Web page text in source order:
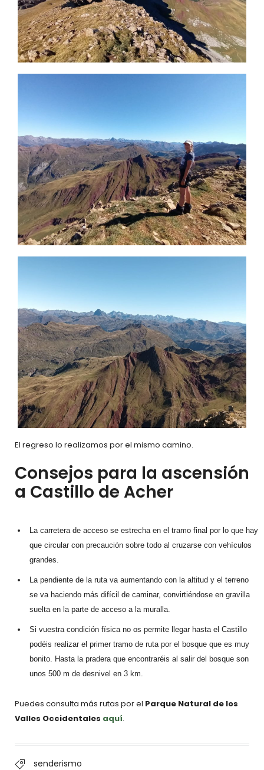
El regreso lo realizamos por el mismo camino.
Consejos para la ascensión
a Castillo de Acher
La carretera de acceso se estrecha en el tramo final por lo que hay
que circular con precaución sobre todo al cruzarse con vehículos
grandes.
La pendiente de la ruta va aumentando con la altitud y el terreno
se va haciendo más difícil de caminar, convirtiéndose en gravilla
suelta en la parte de acceso a la muralla.
Si vuestra condición física no os permite llegar hasta el Castillo
podéis realizar el primer tramo de ruta por el bosque que es muy
bonito. Hasta la pradera que encontraréis al salir del bosque son
unos 500 m de desnivel en 3 km.
Puedes consulta más rutas por el Parque Natural de los
Valles Occidentales aquí.
senderismo